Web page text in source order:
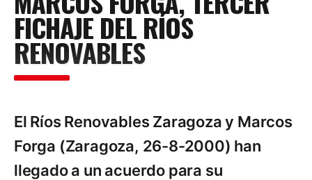
Features
News
Contacts
FICHAJE DEL RÍOS
RENOVABLES
El Ríos Renovables Zaragoza y Marcos
Forga (Zaragoza, 26-8-2000) han
llegado a un acuerdo para su